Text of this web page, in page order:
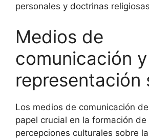
personales y doctrinas
Medios de
comunicación y
representación
Los medios de comunicación
papel crucial en la formación de
percepciones culturales sobre